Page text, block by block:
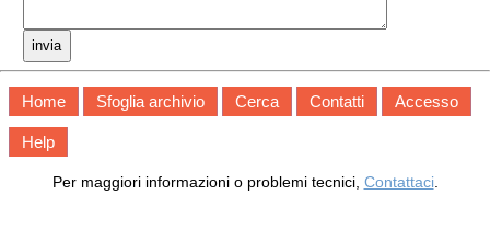
Home Sfoglia archivio Cerca Contatti Accesso
Help
Per maggiori informazioni o problemi tecnici, Contattaci.